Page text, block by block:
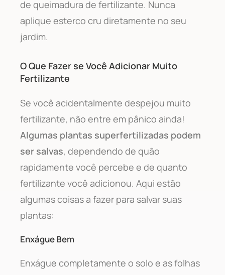
de queimadura de fertilizante. Nunca
aplique esterco cru diretamente no seu
jardim.
O Que Fazer se Você Adicionar Muito
Fertilizante
Se você acidentalmente despejou muito
fertilizante, não entre em pânico ainda!
Algumas plantas superfertilizadas podem
ser salvas, dependendo de quão
rapidamente você percebe e de quanto
fertilizante você adicionou. Aqui estão
algumas coisas a fazer para salvar suas
plantas:
Enxágue Bem
Enxágue completamente o solo e as folhas